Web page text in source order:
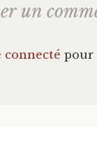
un
connecté pour